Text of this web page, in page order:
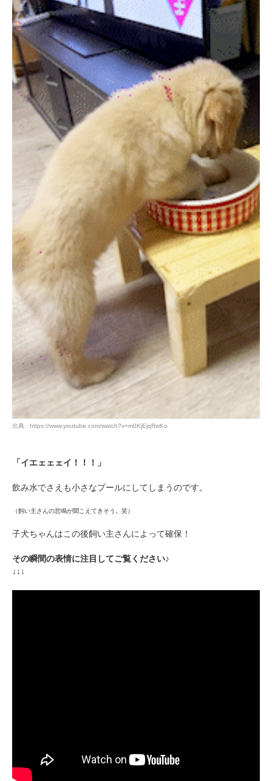
出典 : https://www.youtube.com/watch?v=m0KjEjqRwKo
「イエェェェイ！！！」
飲み水でさえも小さなプールにしてしまうのです。
（飼い主さんの悲鳴が聞こえてきそう。笑）
子犬ちゃんはこの後飼い主さんによって確保！
その瞬間の表情に注目してご覧ください♪
↓↓↓